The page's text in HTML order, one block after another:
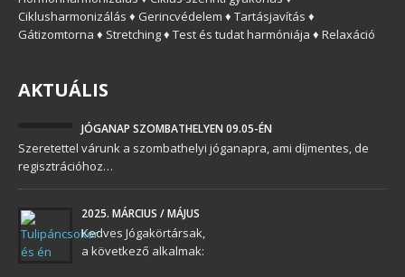
Ciklusharmonizálás ♦ Gerincvédelem ♦ Tartásjavítás ♦
Gátizomtorna ♦ Stretching ♦ Test és tudat harmóniája ♦ Relaxáció
AKTUÁLIS
JÓGANAP SZOMBATHELYEN 09.05-ÉN
Szeretettel várunk a szombathelyi jóganapra, ami díjmentes, de
regisztrációhoz…
2025. MÁRCIUS / MÁJUS
Kedves Jógakörtársak,
a következő alkalmak: